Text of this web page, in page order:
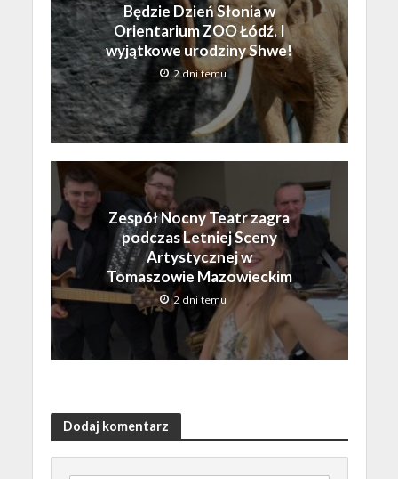
Będzie Dzień Słonia w
Orientarium ZOO Łódź. I
wyjątkowe urodziny Shwe!
2 dni temu
Zespół Nocny Teatr zagra
podczas Letniej Sceny
Artystycznej w
Tomaszowie Mazowieckim
2 dni temu
Dodaj komentarz